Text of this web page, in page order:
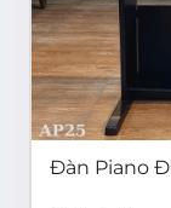
Đàn Piano